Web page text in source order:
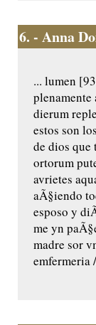
6. - Anna
... lumen
dierum
estos son
de dios que
ortorum
avrietes
aÃ§iendo
esposo y
me yn
madre sor
emfermeria